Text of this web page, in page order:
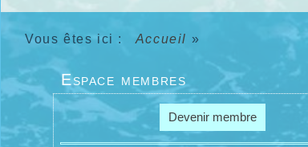
Vous êtes ici : Accueil »
Espace membres
Devenir membre